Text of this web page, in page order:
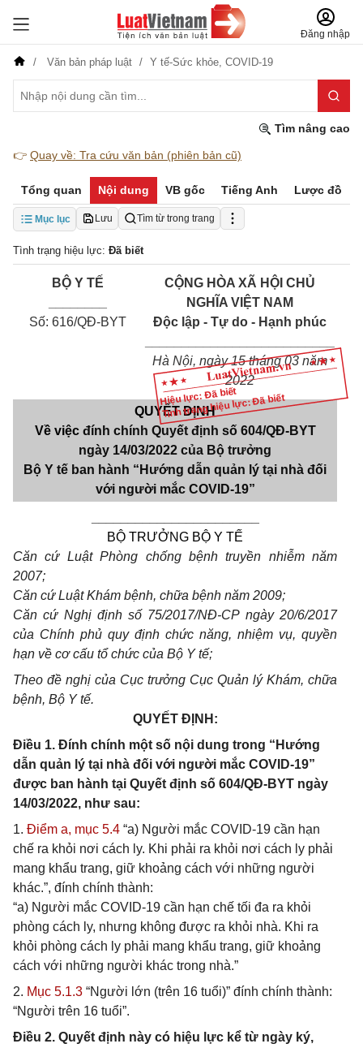
Đăng nhập
Văn bản pháp luật Y tế-Sức khỏe, COVID-19
Tìm nâng cao
👉 Quay về: Tra cứu văn bản (phiên bản cũ)
Tổng quan Nội dung VB gốc Tiếng Anh Lược đồ
Mục lục Lưu Tìm từ trong trang
Tình trạng hiệu lực: Đã biết
Hiệu lực: Đã biết
Tình trạng hiệu lực: Đã biết
BỘ Y TẾ
Số: 616/QĐ-BYT
CỘNG HÒA XÃ HỘI CHỦ
NGHĨA VIỆT NAM
Độc lập - Tự do - Hạnh phúc
Hà Nội, ngày 15 tháng 03 năm
2022
QUYẾT ĐỊNH
Về việc đính chính Quyết định số 604/QĐ-BYT
ngày 14/03/2022 của Bộ trưởng
Bộ Y tế ban hành “Hướng dẫn quản lý tại nhà đối
với người mắc COVID-19”
BỘ TRƯỞNG BỘ Y TẾ
Căn cứ Luật Phòng chống bệnh truyền nhiễm năm
2007;
Căn cứ Luật Khám bệnh, chữa bệnh năm 2009;
Căn cứ Nghị định số 75/2017/NĐ-CP ngày 20/6/2017
của Chính phủ quy định chức năng, nhiệm vụ, quyền
hạn về cơ cấu tổ chức của Bộ Y tế;
Theo đề nghị của Cục trưởng Cục Quản lý Khám, chữa
bệnh, Bộ Y tế.
QUYẾT ĐỊNH:
Điều 1. Đính chính một số nội dung trong “Hướng
dẫn quản lý tại nhà đối với người mắc COVID-19”
được ban hành tại Quyết định số 604/QĐ-BYT ngày
14/03/2022, như sau:
1. Điểm a, mục 5.4 “a) Người mắc COVID-19 cần hạn
chế ra khỏi nơi cách ly. Khi phải ra khỏi nơi cách ly phải
mang khẩu trang, giữ khoảng cách với những người
khác.”, đính chính thành:
“a) Người mắc COVID-19 cần hạn chế tối đa ra khỏi
phòng cách ly, nhưng không được ra khỏi nhà. Khi ra
khỏi phòng cách ly phải mang khẩu trang, giữ khoảng
cách với những người khác trong nhà.”
2. Mục 5.1.3 “Người lớn (trên 16 tuổi)” đính chính thành:
“Người trên 16 tuổi”.
Điều 2. Quyết định này có hiệu lực kể từ ngày ký,